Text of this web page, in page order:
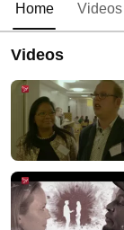
Home Videos
Videos